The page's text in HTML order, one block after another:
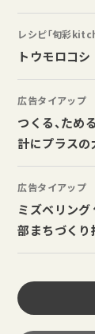
レシピ「旬彩
トウモロコシ
広告タイアップ
つくる、ため
計にプラスの
広告タイアップ
ミズベリン
部まちづくり